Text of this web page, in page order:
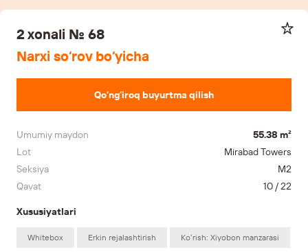
2 xonali № 68
Narxi so‘rov bo‘yicha
Qo‘ng‘iroq buyurtma qilish
Umumiy maydon
55.38 m²
Lot
Mirabad Towers
Seksiya
M2
Qavat
10 / 22
Xususiyatlari
Whitebox Erkin rejalashtirish Koʻrish: Xiyobon manzarasi